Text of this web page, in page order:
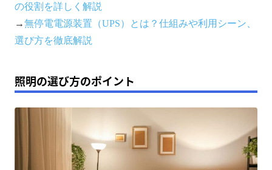
の役割を詳しく解説
→無停電電源装置（UPS）とは？仕組みや利用シーン、
選び方を徹底解説
照明の選び方のポイント